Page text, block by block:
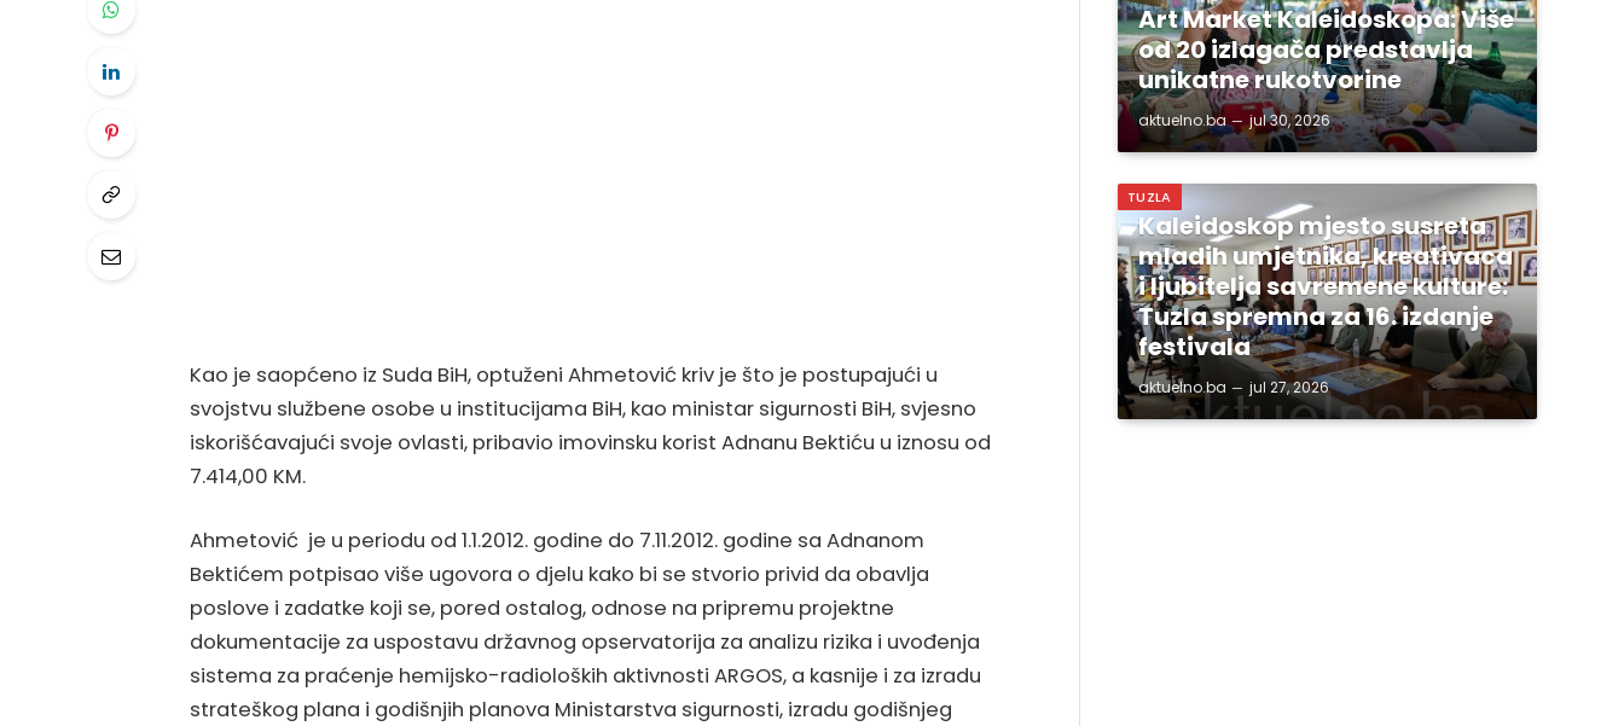
Kao je saopćeno iz Suda BiH, optuženi Ahmetović kriv je što je postupajući u
svojstvu službene osobe u institucijama BiH, kao ministar sigurnosti BiH, svjesno
iskorišćavajući svoje ovlasti, pribavio imovinsku korist Adnanu Bektiću u iznosu od
7.414,00 KM.
Ahmetović je u periodu od 1.1.2012. godine do 7.11.2012. godine sa Adnanom
Bektićem potpisao više ugovora o djelu kako bi se stvorio privid da obavlja
poslove i zadatke koji se, pored ostalog, odnose na pripremu projektne
dokumentacije za uspostavu državnog opservatorija za analizu rizika i uvođenja
sistema za praćenje hemijsko-radioloških aktivnosti ARGOS, a kasnije i za izradu
strateškog plana i godišnjih planova Ministarstva sigurnosti, izradu godišnjeg
Art Market Kaleidoskopa: Više
od 20 izlagača predstavlja
unikatne rukotvorine
aktuelno.ba jul 30, 2026
TUZLA
Kaleidoskop mjesto susreta
mladih umjetnika, kreativaca
i ljubitelja savremene kulture:
Tuzla spremna za 16. izdanje
festivala
aktuelno.ba jul 27, 2026